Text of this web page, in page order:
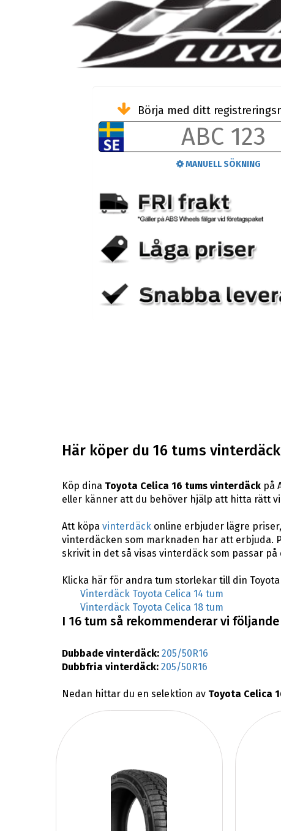
Börja med ditt
MANUELL SÖKNING
Här köper du 16 tums
Köp dina Toyota Celica 16 tums vinterdäckpå
eller känner att du behöver hjälp att hitta rätt
Att köpa vinterdäckonline erbjuder lägre
vinterdäcken som marknaden har att erbjuda.
skrivit in det så visas vinterdäck som passar på
Klicka här för andra tum storlekar till din Toyota
Vinterdäck Toyota Celica 14 tum
Vinterdäck Toyota Celica 18 tum
I 16 tum så rekommenderar vi
Dubbade vinterdäck: 205/50R16
Dubbfria vinterdäck: 205/50R16
Nedan hittar du en selektion av Toyota Celica